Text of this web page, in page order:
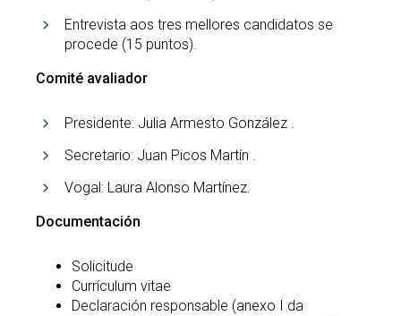
Entrevista aos tres mellores candidatos se
procede (15 puntos).
Comité avaliador
Presidente: Julia Armesto González .
Secretario: Juan Picos Martín .
Vogal: Laura Alonso Martínez.
Documentación
Solicitude
Currículum vitae
Declaración responsable (anexo I da